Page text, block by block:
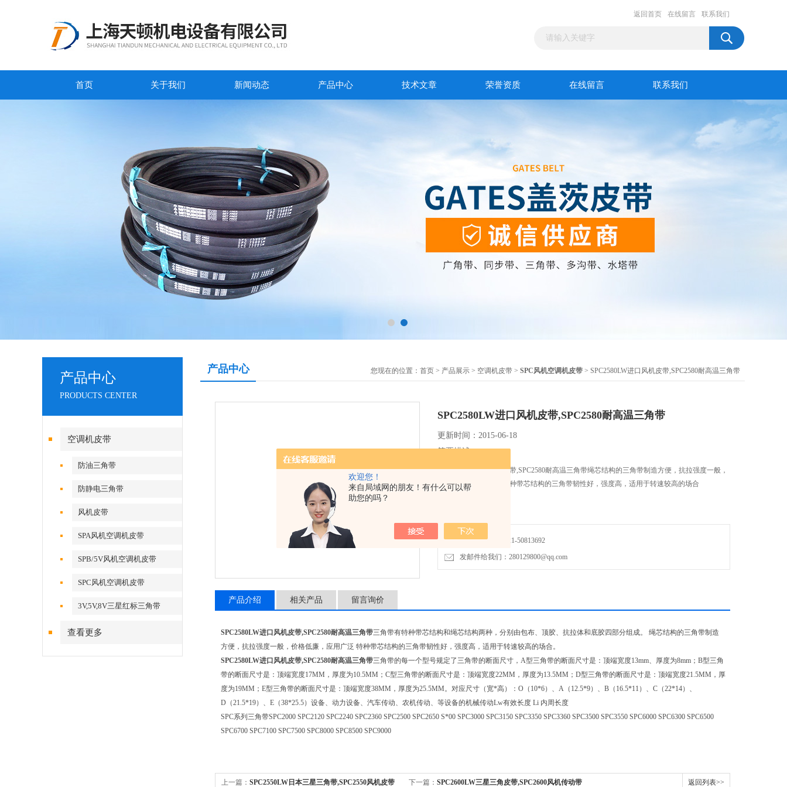
欢迎您！
来自局域网的朋友！有什么可以帮
助您的吗？
返回首页 在线留言 联系我们
首页 关于我们 新闻动态 产品中心 技术文章 荣誉资质 在线留言 联系我们
产品中心
PRODUCTS CENTER
空调机皮带
防油三角带
防静电三角带
风机皮带
SPA风机空调机皮带
SPB/5V风机空调机皮带
SPC风机空调机皮带
3V,5V,8V三星红标三角带
查看更多
产品中心 您现在的位置： 首页 > 产品展示 > 空调机皮带 > SPC风机空调机皮带 > SPC2580LW进口风机皮带,SPC2580耐高温三角带
SPC2580LW进口风机皮带,SPC2580耐高温三角带
更新时间：2015-06-18
简要描述：
SPC2580LW进口风机皮带,SPC2580耐高温三角带绳芯结构的三角带制造方便，抗拉强度一般，
价格低廉，应用广泛 特种带芯结构的三角带韧性好，强度高，适用于转速较高的场合
免费咨询：86-021-50813692
发邮件给我们：280129800@qq.com
产品介绍 相关产品 留言询价
SPC2580LW进口风机皮带,SPC2580耐高温三角带三角带有特种带芯结构和绳芯结构两种，分别由包布、顶胶、抗拉体和底胶四部分组成。 绳芯结构的三角带制造
方便，抗拉强度一般，价格低廉，应用广泛 特种带芯结构的三角带韧性好，强度高，适用于转速较高的场合。
SPC2580LW进口风机皮带,SPC2580耐高温三角带三角带的每一个型号规定了三角带的断面尺寸，A型三角带的断面尺寸是：顶端宽度13mm、厚度为8mm；B型三角
带的断面尺寸是：顶端宽度17MM，厚度为10.5MM；C型三角带的断面尺寸是：顶端宽度22MM，厚度为13.5MM；D型三角带的断面尺寸是：顶端宽度21.5MM，厚
度为19MM；E型三角带的断面尺寸是：顶端宽度38MM，厚度为25.5MM。对应尺寸（宽*高）：O（10*6）、A（12.5*9）、B（16.5*11）、C（22*14）、
D（21.5*19）、E（38*25.5）设备、动力设备、汽车传动、农机传动、等设备的机械传动Lw有效长度 Li 内周长度
SPC系列三角带SPC2000 SPC2120 SPC2240 SPC2360 SPC2500 SPC2650 S*00 SPC3000 SPC3150 SPC3350 SPC3360 SPC3500 SPC3550 SPC6000 SPC6300 SPC6500
SPC6700 SPC7100 SPC7500 SPC8000 SPC8500 SPC9000
上一篇： SPC2550LW日本三星三角带,SPC2550风机皮带 下一篇： SPC2600LW三星三角皮带,SPC2600风机传动带 返回列表>>